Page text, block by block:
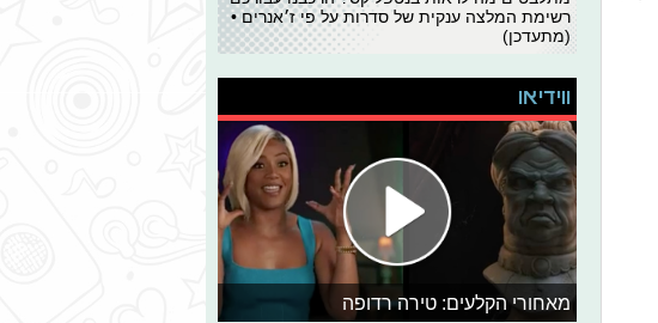
רשימת המלצה ענקית של סדרות על פי ז׳אנרים •
(מתעדכן)
ווידיאו
מאחורי הקלעים: טירה רדופה